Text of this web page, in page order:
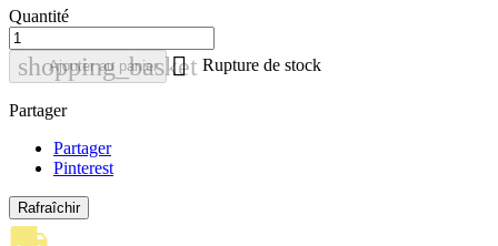
Quantité
shopping_basket
Ajouter au panier  Rupture de stock
Partager
Partager
Pinterest